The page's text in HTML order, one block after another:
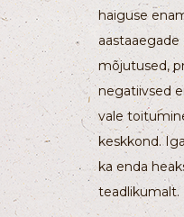
haiguse
aastaaegade
mõjutused,
negatiivsed
vale
keskkond.
ka enda
teadlikumalt.